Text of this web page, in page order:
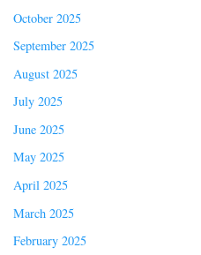
October 2025
September 2025
August 2025
July 2025
June 2025
May 2025
April 2025
March 2025
February 2025